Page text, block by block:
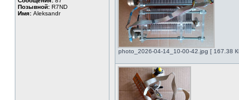
Позывной: R7ND
Имя: Aleksandr
photo_2026-04-14_10-00-42.jpg [ 167.38